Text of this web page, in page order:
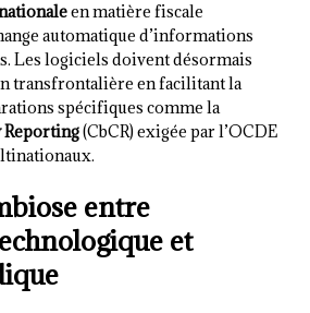
en matière fiscale
automatique d’informations
Les logiciels doivent désormais
transfrontalière en facilitant la
spécifiques comme la
(CbCR) exigée par l’OCDE
entre
et